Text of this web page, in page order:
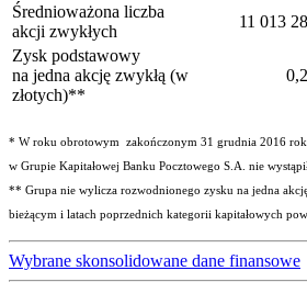
Średnioważona liczba
akcji zwykłych
11 013
Zysk podstawowy
na jedna akcję zwykłą (w
złotych)**
* W roku obrotowym zakończonym 31 grudnia 2016
w Grupie Kapitałowej Banku Pocztowego S.A. nie
** Grupa nie wylicza rozwodnionego zysku na jedna
bieżącym i latach poprzednich kategorii kapitałowych
Wybrane skonsolidowane dane finansowe